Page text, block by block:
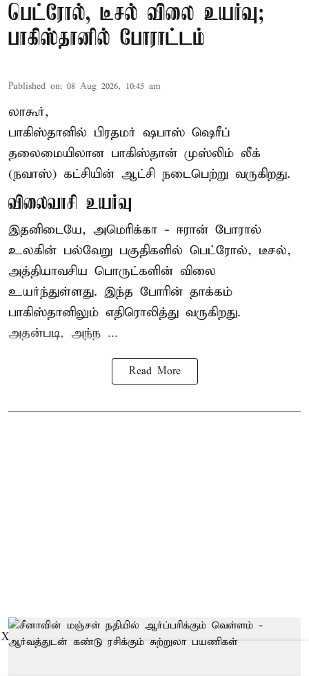
பெட்ரோல், டீசல் விலை உயர்வு;
பாகிஸ்தானில் போராட்டம்
Published on: 08 Aug 2026, 10:45 am
லாகூர்,
பாகிஸ்தானில் பிரதமர் ஷபாஸ் ஷெரீப்
தலைமையிலான பாகிஸ்தான் முஸ்லிம் லீக்
(நவாஸ்) கட்சியின் ஆட்சி நடைபெற்று வருகிறது.
விலைவாசி உயர்வு
இதனிடையே, அமெரிக்கா - ஈரான் போரால்
உலகின் பல்வேறு பகுதிகளில் பெட்ரோல், டீசல்,
அத்தியாவசிய பொருட்களின் விலை
உயர்ந்துள்ளது. இந்த போரின் தாக்கம்
பாகிஸ்தானிலும் எதிரொலித்து வருகிறது.
அதன்படி, அந்ந ...
Read More
X